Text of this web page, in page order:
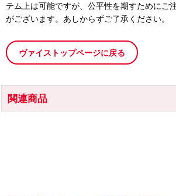
テム上は可能ですが、公平性を期すためにご
がございます。あしからずご了承ください。
ヴァイストップページに戻る
関連商品